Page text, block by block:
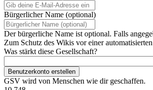
Bürgerlicher Name (optional)
Der bürgerliche Name ist optional. Falls
Zum Schutz des Wikis vor einer
Was stärkt diese Gesellschaft?
Benutzerkonto erstellen
GSV wird von Menschen wie dir geschaffen.